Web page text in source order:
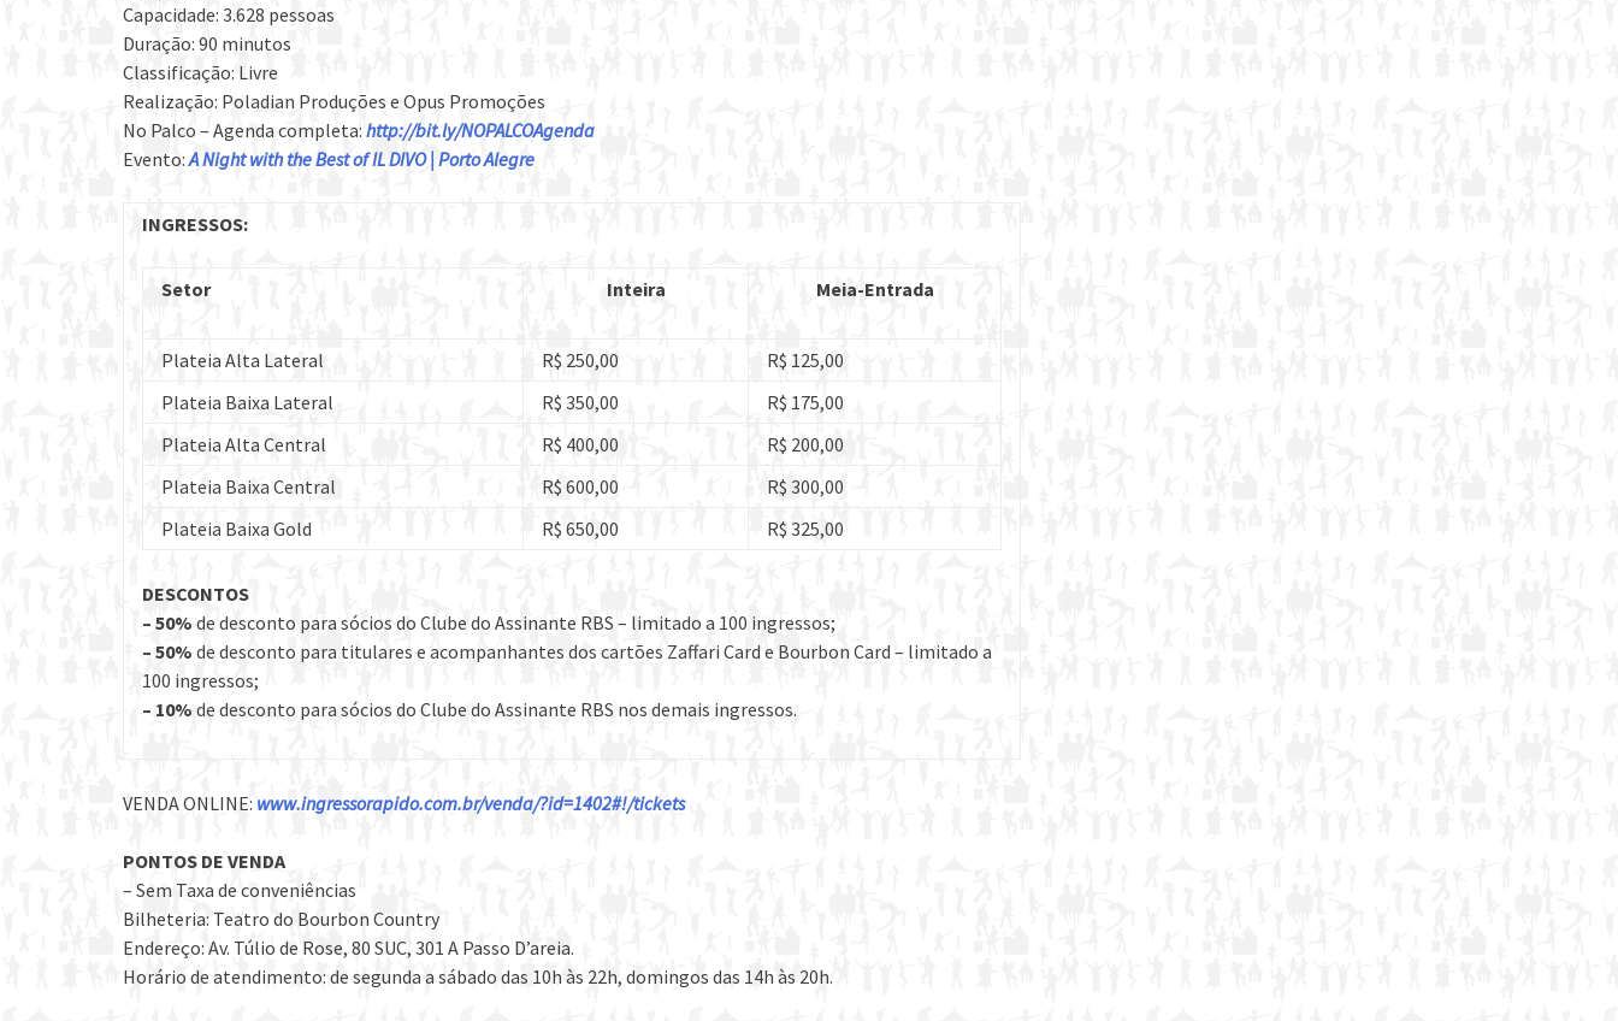
Capacidade: 3.628 pessoas
Duração: 90 minutos
Classificação: Livre
Realização: Poladian Produções e Opus Promoções
No Palco – Agenda completa: http://bit.ly/NOPALCOAgenda
Evento:A Night with the Best of IL DIVO | Porto Alegre
INGRESSOS:
Setor Inteira Meia-Entrada
Plateia Alta Lateral R$ 250,00
R$ 125,00
Plateia Baixa Lateral
R$ 350,00
R$ 175,00
Plateia Alta Central
R$ 400,00
R$ 200,00
Plateia Baixa Central
R$ 600,00
R$ 300,00
Plateia Baixa Gold
R$ 650,00 R$ 325,00
DESCONTOS
– 50% de desconto para sócios do Clube do Assinante RBS – limitado a 100 ingressos;
– 50% de desconto para titulares e acompanhantes dos cartões Zaffari Card e Bourbon Card – limitado a
100 ingressos;
– 10% de desconto para sócios do Clube do Assinante RBS nos demais ingressos.
VENDA ONLINE: www.ingressorapido.com.br/venda/?id=1402#!/tickets
PONTOS DE VENDA
– Sem Taxa de conveniências
Bilheteria: Teatro do Bourbon Country
Endereço: Av. Túlio de Rose, 80 SUC, 301 A Passo D’areia.
Horário de atendimento: de segunda a sábado das 10h às 22h, domingos das 14h às 20h.